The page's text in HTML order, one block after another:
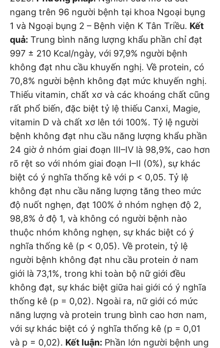
ngang trên 96 người bệnh tại khoa Ngoại bụng
1 và Ngoại bụng 2 – Bệnh viện K Tân Triều. Kết
quả: Trung bình năng lượng khẩu phần chỉ đạt
997 ± 210 Kcal/ngày, với 97,9% người bệnh
không đạt nhu cầu khuyến nghị. Về protein, có
70,8% người bệnh không đạt mức khuyến nghị.
Thiếu vitamin, chất xơ và các khoáng chất cũng
rất phổ biến, đặc biệt tỷ lệ thiếu Canxi, Magie,
vitamin D và chất xơ lên tới 100%. Tỷ lệ người
bệnh không đạt nhu cầu năng lượng khẩu phần
24 giờ ở nhóm giai đoạn III–IV là 98,9%, cao hơn
rõ rệt so với nhóm giai đoạn I–II (0%), sự khác
biệt có ý nghĩa thống kê với p < 0,05. Tỷ lệ
không đạt nhu cầu năng lượng tăng theo mức
độ nuốt nghẹn, đạt 100% ở nhóm nghẹn độ 2,
98,8% ở độ 1, và không có người bệnh nào
thuộc nhóm không nghẹn, sự khác biệt có ý
nghĩa thống kê (p < 0,05). Về protein, tỷ lệ
người bệnh không đạt nhu cầu protein ở nam
giới là 73,1%, trong khi toàn bộ nữ giới đều
không đạt, sự khác biệt giữa hai giới có ý nghĩa
thống kê (p = 0,02). Ngoài ra, nữ giới có mức
năng lượng và protein trung bình cao hơn nam,
với sự khác biệt có ý nghĩa thống kê (p = 0,01
và p = 0,02). Kết luận: Phần lớn người bệnh ung